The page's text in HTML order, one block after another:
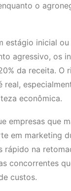
o
estágio inicial
agressivo, os
da receita. O
real,
econômica.
empresas que
em marketing
rápido na
concorrentes
custos.